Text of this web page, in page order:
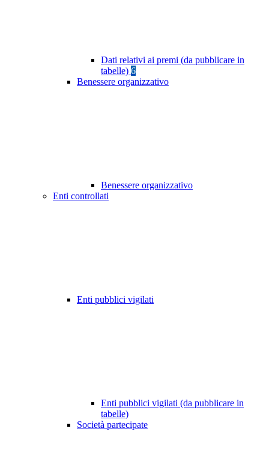
Dati relativi ai premi (da pubblicare in
tabelle) 6
Benessere organizzativo
Benessere organizzativo
Enti controllati
Enti pubblici vigilati
Enti pubblici vigilati (da pubblicare in
tabelle)
Società partecipate